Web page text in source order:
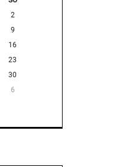
2
9
16
23
30
6